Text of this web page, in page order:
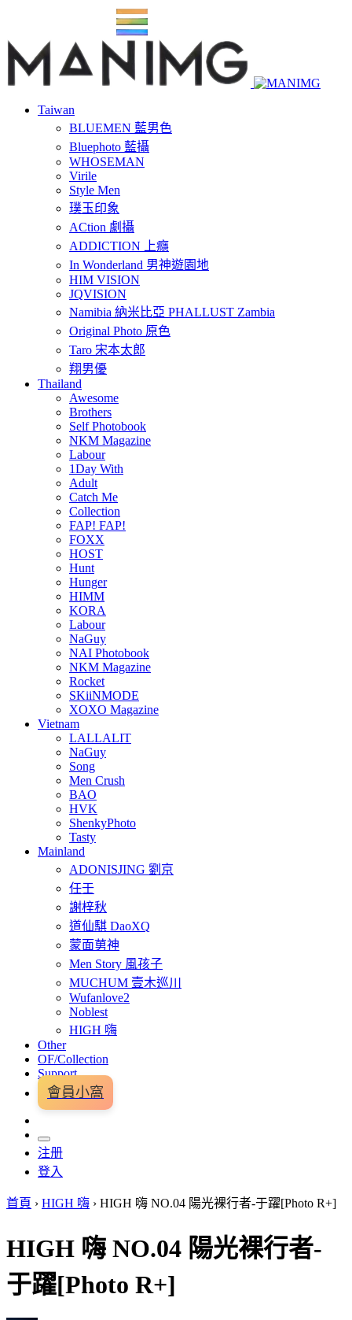
Taiwan
BLUEMEN 藍男色
Bluephoto 藍攝
WHOSEMAN
Virile
Style Men
璞玉印象
ACtion 劇攝
ADDICTION 上癮
In Wonderland 男神遊園地
HIM VISION
JQVISION
Namibia 納米比亞 PHALLUST Zambia
Original Photo 原色
Taro 宋本太郎
翔男優
Thailand
Awesome
Brothers
Self Photobook
NKM Magazine
Labour
1Day With
Adult
Catch Me
Collection
FAP! FAP!
FOXX
HOST
Hunt
Hunger
HIMM
KORA
Labour
NaGuy
NAI Photobook
NKM Magazine
Rocket
SKiiNMODE
XOXO Magazine
Vietnam
LALLALIT
NaGuy
Song
Men Crush
BAO
HVK
ShenkyPhoto
Tasty
Mainland
ADONISJING 劉京
任壬
謝梓秋
道仙騏 DaoXQ
蒙面莮神
Men Story 風孩子
MUCHUM 壹木巡川
Wufanlove2
Noblest
HIGH 嗨
Other
OF/Collection
Support
會員小窩
注册
登入
首頁 › HIGH 嗨 › HIGH 嗨 NO.04 陽光裸行者-于躍[Photo R+]
HIGH 嗨 NO.04 陽光裸行者-
于躍[Photo R+]